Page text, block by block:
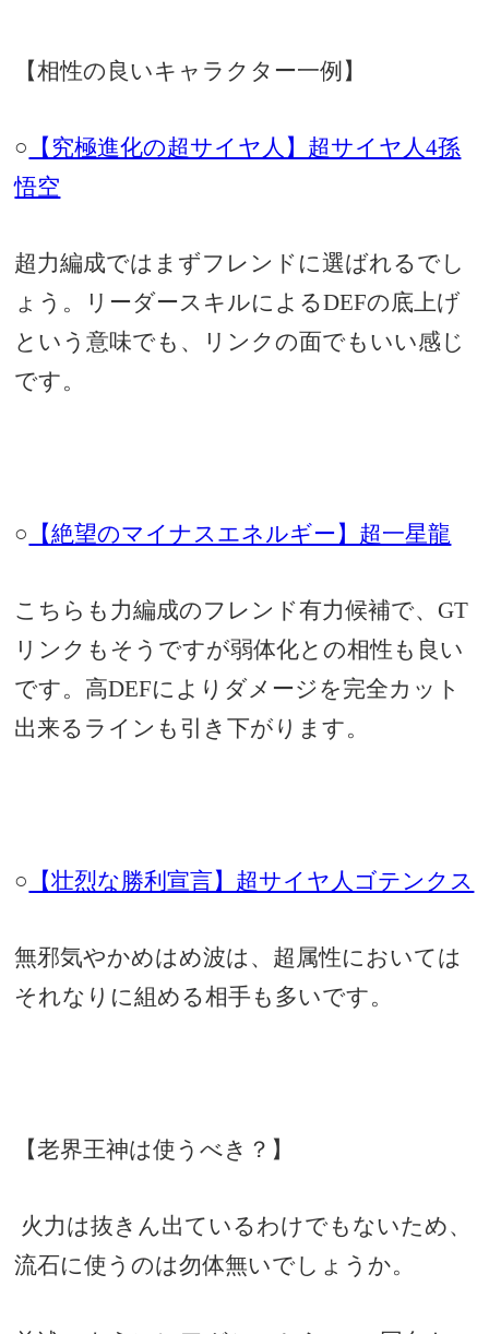
【相性の良いキャラクター一例】
○
【究極進化の超サイヤ人】超サイヤ人4孫
悟空
超力編成ではまずフレンドに選ばれるでし
ょう。リーダースキルによるDEFの底上げ
という意味でも、リンクの面でもいい感じ
です。
○ 【絶望のマイナスエネルギー】超一星龍
こちらも力編成のフレンド有力候補で、GT
リンクもそうですが弱体化との相性も良い
です。高DEFによりダメージを完全カット
出来るラインも引き下がります。
○ 【壮烈な勝利宣言】超サイヤ人ゴテンクス
無邪気やかめはめ波は、超属性においては
それなりに組める相手も多いです。
【老界王神は使うべき？】
火力は抜きん出ているわけでもないため、
流石に使うのは勿体無いでしょうか。